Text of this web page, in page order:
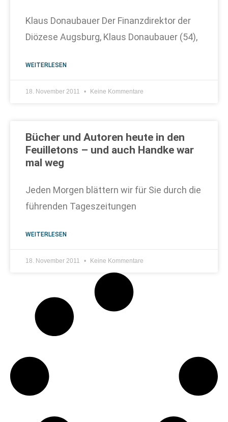
Klaus Donaubauer Der Finanzdirektor der
Diözese Augsburg, Klaus Donaubauer (54),
WEITERLESEN
18. November 2011 Keine Kommentare
Bücher und Autoren heute in den
Feuilletons – und auch Handke war
mal weg
Jeden Morgen blättern wir für Sie durch die
führenden Tageszeitungen
WEITERLESEN
18. November 2011 Keine Kommentare